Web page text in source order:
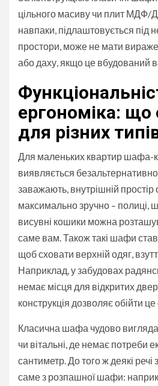
цільного масиву чи плит
навпаки, підлаштовується під
простори, може не мати
або даху, якщо це вбудований
ергономіка: що
для різних
Для маленьких квартир шафа-
виявляється
заважають, внутрішній простір
максимально зручно – полиці,
висувні кошики можна
саме вам. Також такі шафи
щоб сховати верхній одяг,
Наприклад, у забудовах
немає місця для відкритих
конструкція дозволяє обійти
Класична шафа чудово
чи вітальні, де немає потреби
сантиметр. До того ж деякі речі
саме з розпашної шафи: